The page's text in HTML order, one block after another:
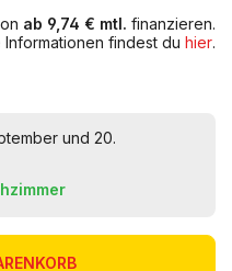
ab 9,74 € mtl. finanzieren.
Informationen findest du hier.
und 20.